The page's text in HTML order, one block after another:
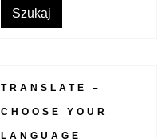
Szukaj
TRANSLATE –
CHOOSE YOUR
LANGUAGE